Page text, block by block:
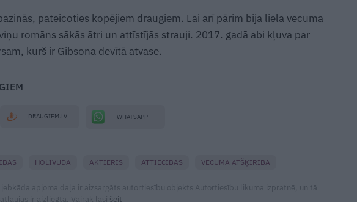
pateicoties kopējiem draugiem. Lai arī pārim bija liela vecuma
romāns sākās ātri un attīstījās strauji. 2017. gadā abi kļuva par
kurš ir Gibsona devītā atvase.
DRAUGIEM.LV WHATSAPP
HOLIVUDA AKTIERIS ATTIECĪBAS VECUMA ATŠĶIRĪBA
apjoma daļa ir aizsargāts autortiesību objekts Autortiesību likuma izpratnē, un tā
ir aizliegta. Vairāk lasi šeit